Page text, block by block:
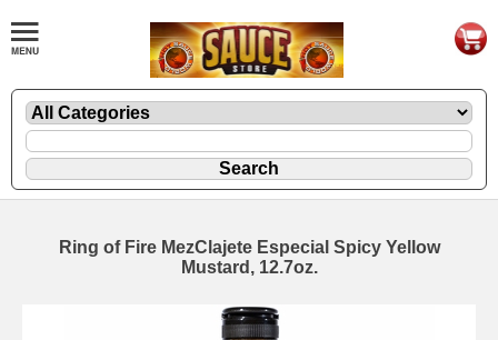
Ring of Fire MezClajete Especial Spicy Yellow
Mustard, 12.7oz.